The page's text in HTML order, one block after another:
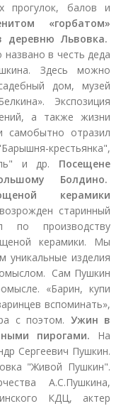
прогулок, балов и
«горбатом»
деревню Львовка.
в честь деда
Здесь можно
дом, музей
Экспозиция
а также жизни
самобытно отразил
крестьянка",
и др. Посещене
Болдино.
керамики
старинный
по производству
керамики. Мы
уникальные изделия
Сам Пушкин
«Барин, купи
вспоминать»,
с поэтом. Ужин в
пирогами. На
Сергеевич Пушкин.
"Живой Пушкин".
А.С.Пушкина,
КДЦ, актер